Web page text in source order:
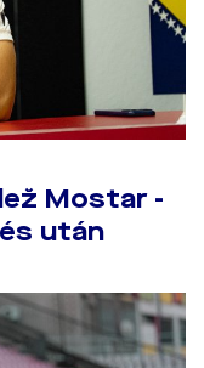
Mostar -
után